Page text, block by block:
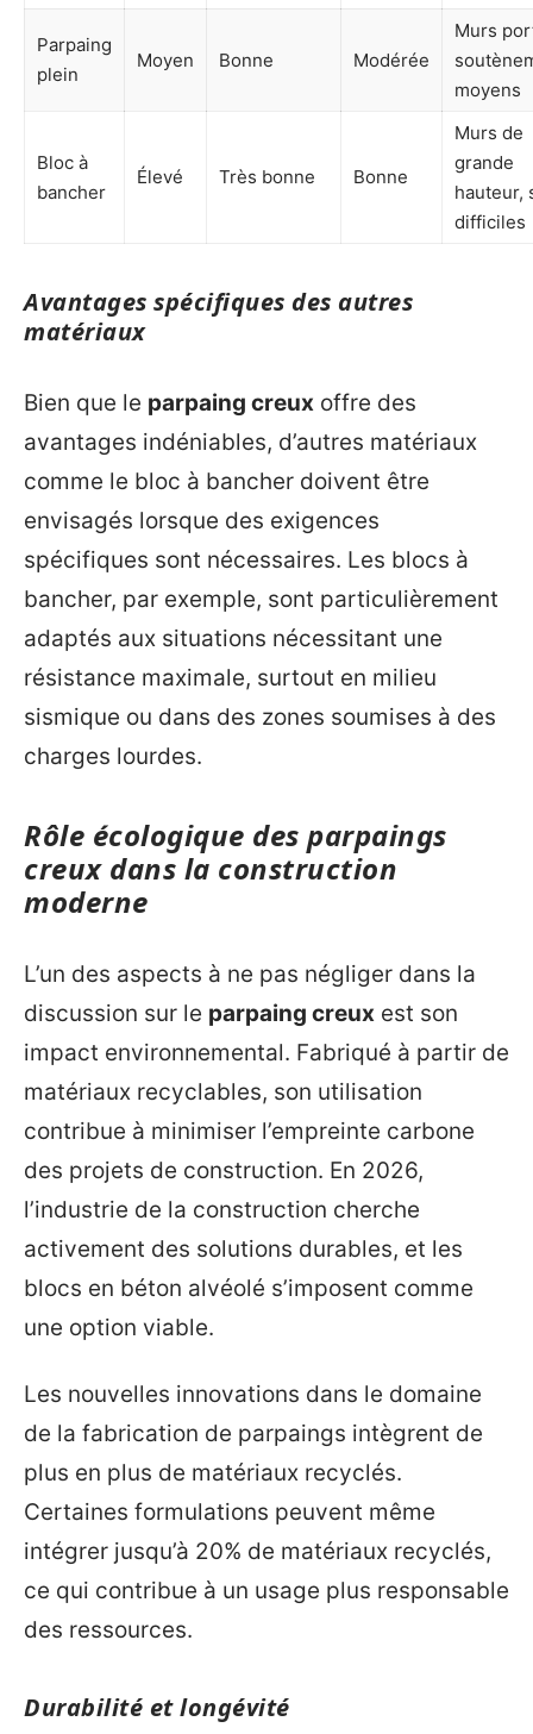
Parpaing
plein
Moyen Bonne Modérée
Murs
moyens
Bloc à
bancher
Élevé Très bonne Bonne
Murs de
grande
hauteur,
difficiles
Avantages spécifiques des autres
matériaux
Bien que le parpaing creux offre des
avantages indéniables, d’autres matériaux
comme le bloc à bancher doivent être
envisagés lorsque des exigences
spécifiques sont nécessaires. Les blocs à
bancher, par exemple, sont particulièrement
adaptés aux situations nécessitant une
résistance maximale, surtout en milieu
sismique ou dans des zones soumises à des
charges lourdes.
Rôle écologique des parpaings
creux dans la construction
moderne
L’un des aspects à ne pas négliger dans la
discussion sur le parpaing creux est son
impact environnemental. Fabriqué à partir de
matériaux recyclables, son utilisation
contribue à minimiser l’empreinte carbone
des projets de construction. En 2026,
l’industrie de la construction cherche
activement des solutions durables, et les
blocs en béton alvéolé s’imposent comme
une option viable.
Les nouvelles innovations dans le domaine
de la fabrication de parpaings intègrent de
plus en plus de matériaux recyclés.
Certaines formulations peuvent même
intégrer jusqu’à 20% de matériaux recyclés,
ce qui contribue à un usage plus responsable
des ressources.
Durabilité et longévité